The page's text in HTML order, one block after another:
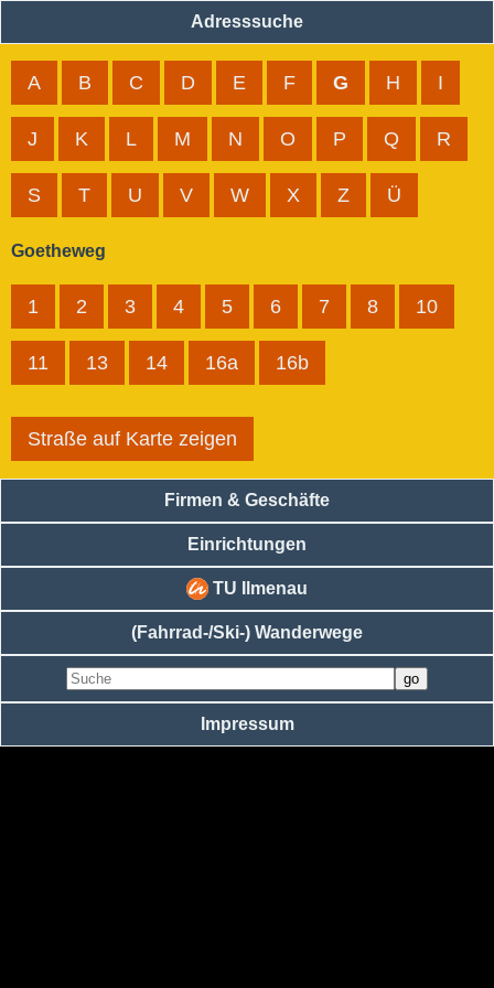
Adresssuche
A B C D E F G H I
J K L M N O P Q R
S T U V W X Z Ü
Goetheweg
1 2 3 4 5 6 7 8 10
11 13 14 16a 16b
Straße auf Karte zeigen
Firmen & Geschäfte
Einrichtungen
TU Ilmenau
(Fahrrad-/Ski-) Wanderwege
Impressum